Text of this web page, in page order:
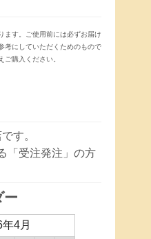
ます。ご使用前には必ずお届け
考にしていただくためのもので
購入ください。
す。
「受注発注」の方
ー
4月